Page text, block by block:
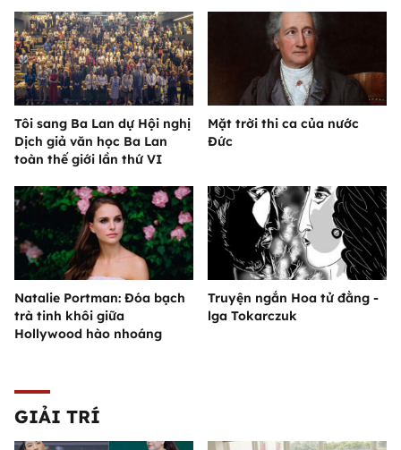
Tôi sang Ba Lan dự Hội nghị
Dịch giả văn học Ba Lan
toàn thế giới lần thứ VI
Mặt trời thi ca của nước
Đức
Natalie Portman: Đóa bạch
trà tinh khôi giữa
Hollywood hào nhoáng
Truyện ngắn Hoa tử đằng -
lga Tokarczuk
GIẢI TRÍ